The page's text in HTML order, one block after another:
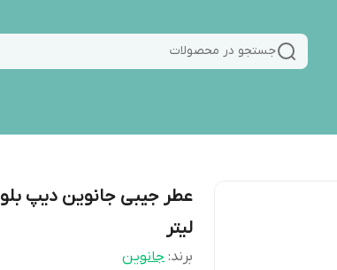
جستجو در محصولات
لیتر
برند: جانوین